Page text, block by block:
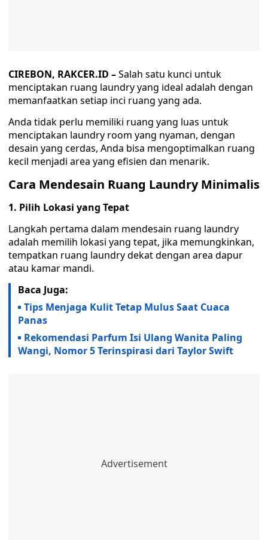
CIREBON, RAKCER.ID –Salah satu kunci untuk
menciptakan ruang laundry yang ideal adalah dengan
memanfaatkan setiap inci ruang yang ada.
Anda tidak perlu memiliki ruang yang luas untuk
menciptakan laundry room yang nyaman, dengan
desain yang cerdas, Anda bisa mengoptimalkan ruang
kecil menjadi area yang efisien dan menarik.
Cara Mendesain Ruang Laundry Minimalis
1. Pilih Lokasi yang Tepat
Langkah pertama dalam mendesain ruang laundry
adalah memilih lokasi yang tepat, jika memungkinkan,
tempatkan ruang laundry dekat dengan area dapur
atau kamar mandi.
Baca Juga:
Tips Menjaga Kulit Tetap Mulus Saat Cuaca
Panas
Rekomendasi Parfum Isi Ulang Wanita Paling
Wangi, Nomor 5 Terinspirasi dari Taylor Swift